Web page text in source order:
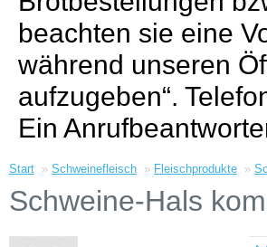
beachten sie eine
während unseren
aufzugeben“.
Ein
Start» Schweinefleisch» Fleischprodukte»
Schweine-Hals